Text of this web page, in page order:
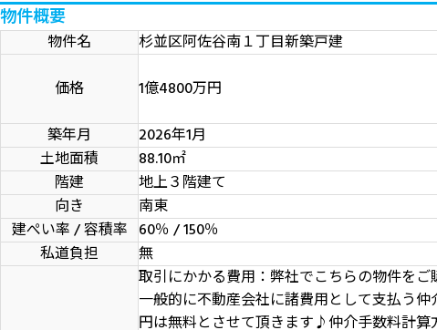
物件概要
物件名 杉並区阿佐谷南１丁目新築戸建
価格 1億4800万円
築年月
2026年1月
土地面積
88.10㎡
階建
地上３階建て
向き
南東
建ぺい率 / 容積率
60％ / 150％
私道負担
無
取引にかかる費用：弊社でこちらの物件をご
一般的に不動産会社に諸費用として支払う仲
円は無料とさせて頂きます♪仲介手数料計算